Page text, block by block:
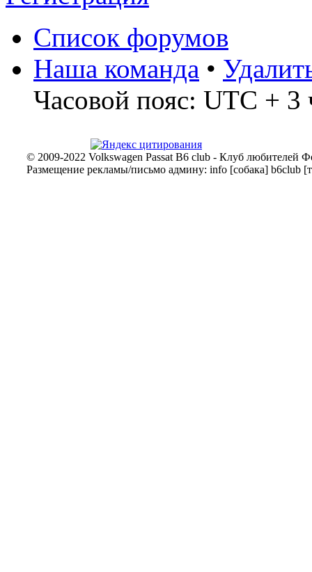
Список форумов
Наша команда •
Часовой пояс: UTC + 3
© 2009-2022 Volkswagen Passat B6 club - Клуб любителей
Размещение рекламы/письмо админу: info [собака] b6club